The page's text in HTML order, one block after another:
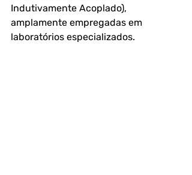
Indutivamente Acoplado),
amplamente empregadas em
laboratórios especializados.